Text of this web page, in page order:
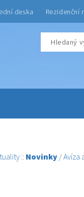
deska Rezidenční
:: Novinky /Avíza